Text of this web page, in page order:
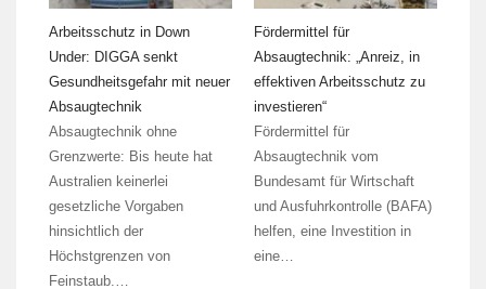
Arbeitsschutz in Down
Under: DIGGA senkt
Gesundheitsgefahr mit neuer
Absaugtechnik
Absaugtechnik ohne
Grenzwerte: Bis heute hat
Australien keinerlei
gesetzliche Vorgaben
hinsichtlich der
Höchstgrenzen von
Feinstaub.…
Fördermittel für
Absaugtechnik: „Anreiz, in
effektiven Arbeitsschutz zu
investieren“
Fördermittel für
Absaugtechnik vom
Bundesamt für Wirtschaft
und Ausfuhrkontrolle (BAFA)
helfen, eine Investition in
eine…